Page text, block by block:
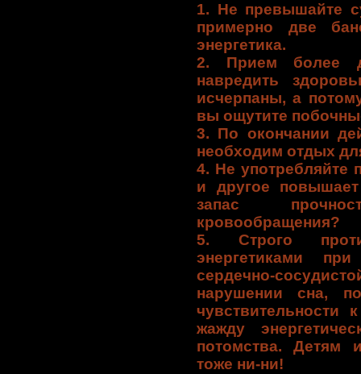
1. Не превышайте
примерно две
энергетика.
2. Прием более
навредить
исчерпаны, а
вы ощутите
3. По окончании
необходим отдых
4. Не употребляйте
и другое
запас
кровообращения?
5. Строго
энергетиками при
сердечно-
нарушении сна,
чувствительности
жажду
потомства. Детям
тоже ни-ни!